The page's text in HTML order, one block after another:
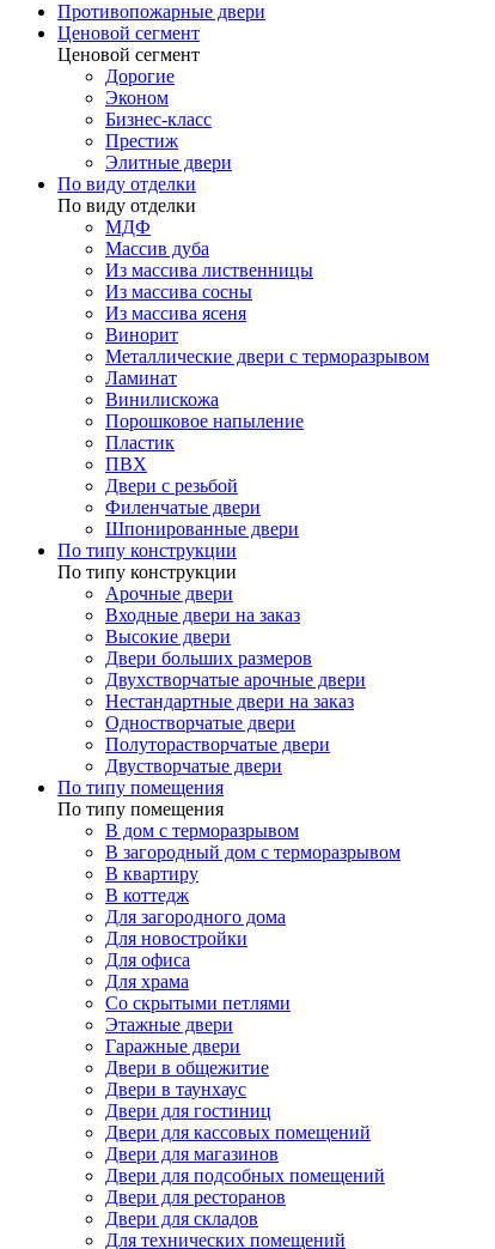
Противопожарные двери
Ценовой сегмент
Ценовой сегмент
Дорогие
Эконом
Бизнес-класс
Престиж
Элитные двери
По виду отделки
По виду отделки
МДФ
Массив дуба
Из массива лиственницы
Из массива сосны
Из массива ясеня
Винорит
Металлические двери с терморазрывом
Ламинат
Винилискожа
Порошковое напыление
Пластик
ПВХ
Двери с резьбой
Филенчатые двери
Шпонированные двери
По типу конструкции
По типу конструкции
Арочные двери
Входные двери на заказ
Высокие двери
Двери больших размеров
Двухстворчатые арочные двери
Нестандартные двери на заказ
Одностворчатые двери
Полуторастворчатые двери
Двустворчатые двери
По типу помещения
По типу помещения
В дом с терморазрывом
В загородный дом с терморазрывом
В квартиру
В коттедж
Для загородного дома
Для новостройки
Для офиса
Для храма
Со скрытыми петлями
Этажные двери
Гаражные двери
Двери в общежитие
Двери в таунхаус
Двери для гостиниц
Двери для кассовых помещений
Двери для магазинов
Двери для подсобных помещений
Двери для ресторанов
Двери для складов
Для технических помещений